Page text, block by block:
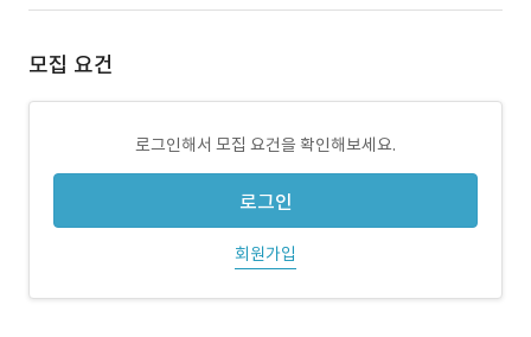
모집 요건
로그인해서 모집 요건을 확인해보세요.
로그인
회원가입